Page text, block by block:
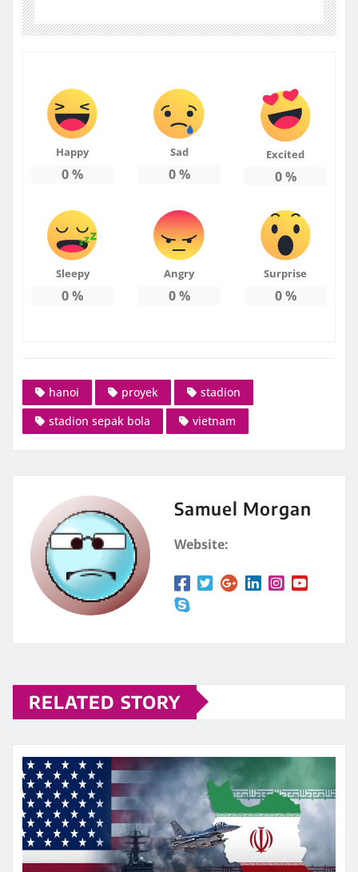
Happy
0%
Sad
0%
Excited
0%
Sleepy
0%
Angry
0%
Surprise
0%
hanoi proyek
stadion
stadion sepak bola
vietnam
Samuel Morgan
Website:
RELATED STORY